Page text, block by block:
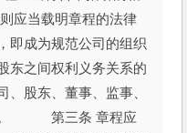
当载明章程的法律
即成为规范公司的组织
东之间权利义务关系的
、股东、董事、监事、
。 第三条 章程应